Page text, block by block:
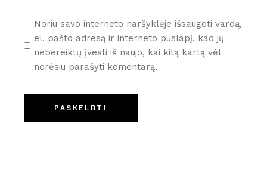
Noriu savo interneto naršyklėje išsaugoti vardą,
el. pašto adresą ir interneto puslapį, kad jų
nebereiktų įvesti iš naujo, kai kitą kartą vėl
norėsiu parašyti komentarą.
PASKELBTI